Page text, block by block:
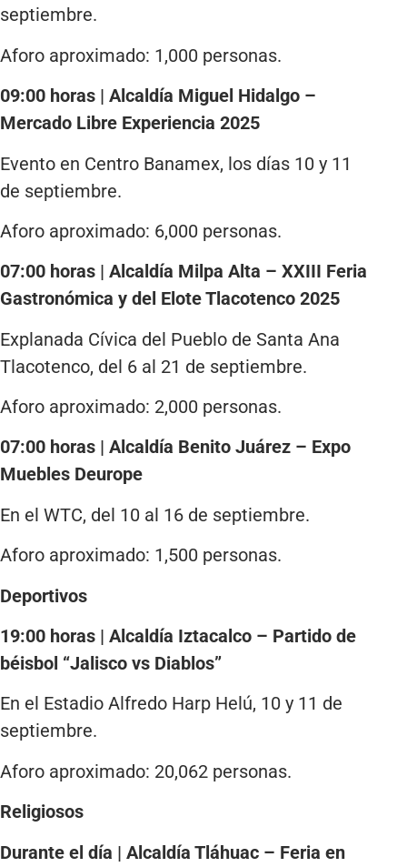
septiembre.
Aforo aproximado: 1,000 personas.
09:00 horas | Alcaldía Miguel Hidalgo –
Mercado Libre Experiencia 2025
Evento en Centro Banamex, los días 10 y 11
de septiembre.
Aforo aproximado: 6,000 personas.
07:00 horas | Alcaldía Milpa Alta – XXIII Feria
Gastronómica y del Elote Tlacotenco 2025
Explanada Cívica del Pueblo de Santa Ana
Tlacotenco, del 6 al 21 de septiembre.
Aforo aproximado: 2,000 personas.
07:00 horas | Alcaldía Benito Juárez – Expo
Muebles Deurope
En el WTC, del 10 al 16 de septiembre.
Aforo aproximado: 1,500 personas.
Deportivos
19:00 horas | Alcaldía Iztacalco – Partido de
béisbol “Jalisco vs Diablos”
En el Estadio Alfredo Harp Helú, 10 y 11 de
septiembre.
Aforo aproximado: 20,062 personas.
Religiosos
Durante el día | Alcaldía Tláhuac – Feria en